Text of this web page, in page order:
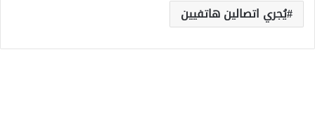
يُجري اتصالين هاتفيين